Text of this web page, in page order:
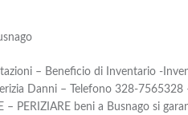
– Beneficio di Inventario -
Danni – Telefono 328-
– PERIZIARE beni a Busnago si